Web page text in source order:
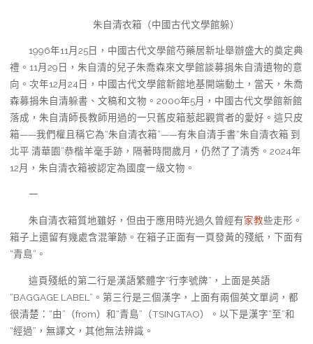
朱自清衣箱（中國古代文學館躲）
1996年11月25日，中國古代文學館芍藥居新址舉辦盛大的奠定典
禮。11月29日，朱自清的兒子朱喬森來文學館談募捐朱自清遺物的意
向。次年12月24日，中國古代文學館新館地基開端動土，當天，朱喬
森募捐朱自清躲書、文稿和文物。2000年5月，中國古代文學館新館
落成，朱自清師長教師用過的一只舊皮箱惹起觀賞者的愛好。這只皮
箱——我們權且稱它為“朱自清衣箱”——有朱自清手書“朱自清衣箱 到
北平 清華園”恭楷羊毫手跡，隔著時間歲月，仍然了了清秀。2024年
12月，朱自清衣箱被認定為國度一級文物。
一
朱自清衣箱質地雖好，但由于應用時光過久曾經有家教些走形。
箱子上還留有幾處含混筆跡。在箱子正面有一頁發黃的殘紙，下面有
“青島”。
這頁殘紙的第二行是漢語繁體字“行李號牌”，上面是英語
“BAGGAGE LABEL”。第三行是三個漢字，上面有兩個英文單詞，都
很清楚：“由”（from）和“青島”（TSINGTAO）。以下是漢字“至”和
“經過”，無譯文，其他無法辨識。